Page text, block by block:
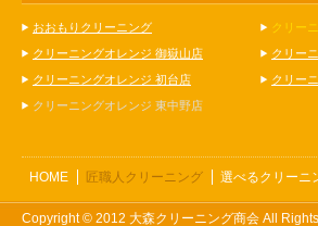
おおもりクリーニング
クリー
クリーニングオレンジ 御嶽山店
クリー
クリーニングオレンジ 初台店
クリー
クリーニングオレンジ 東中野店
HOME 匠職人クリーニング 選べるクリーニ
Copyright © 2012 大森クリーニング商会 All